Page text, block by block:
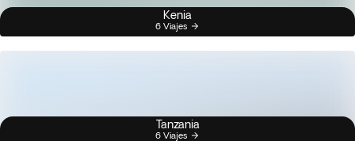
Kenia
6 Viajes
Tanzania
6 Viajes